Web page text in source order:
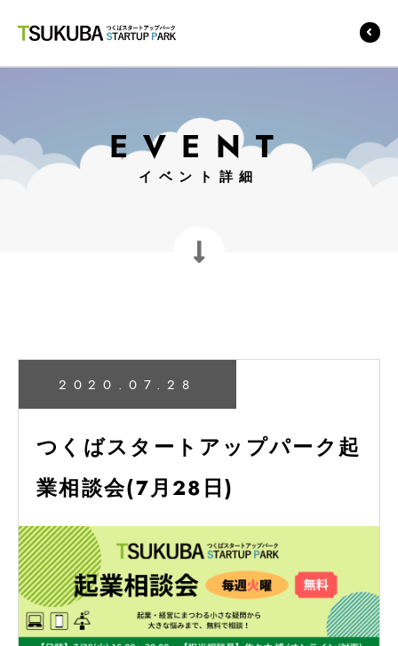
EVENT
イベント詳細
2020.07.28
つくばスタートアップパーク起
業相談会(7月28日)